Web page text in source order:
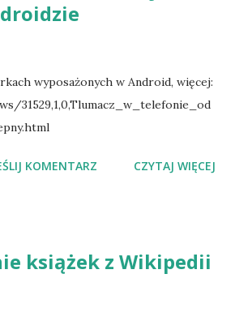
index.php?
wyposażonych w Android, więcej:
31529,1,0,Tlumacz_w_telefonie_od
KOMENTARZ CZYTAJ WIĘCEJ
książek z Wikipedii